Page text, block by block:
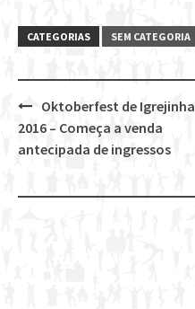
CATEGORIAS SEM CATEGORIA
Post
navigation
Oktoberfest de Igrejinha
2016 – Começa a venda
antecipada de ingressos